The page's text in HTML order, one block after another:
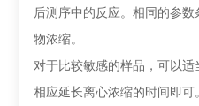
后测序中的反应。相同的参数
物浓缩。
对于比较敏感的样品，可以
相应延长离心浓缩的时间即可